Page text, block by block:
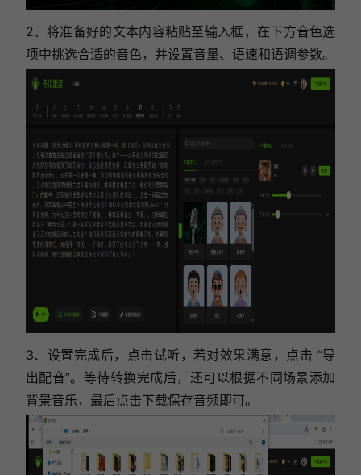
2、 将准备好的文本内容粘贴至输入框，在下方音色选
项中挑选合适的音色，并设置音量、语速和语调参数。
3、设置完成后，点击试听，若对效果满意，点击 “导
出配音”。等待转换完成后，还可以根据不同场景添加
背景音乐，最后点击下载保存音频即可。